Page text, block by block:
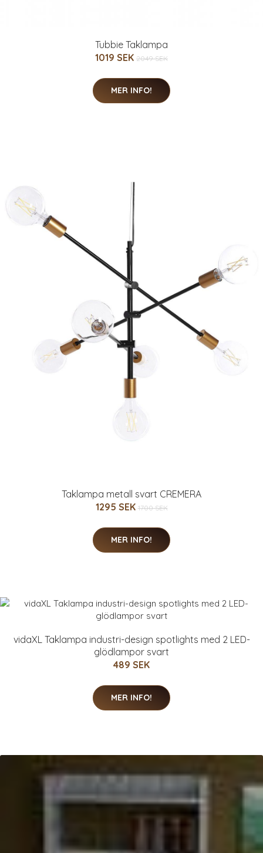
Tubbie Taklampa
1019 SEK 2049 SEK
MER INFO!
Taklampa metall svart CREMERA
1295 SEK 1700 SEK
MER INFO!
vidaXL Taklampa industri-design spotlights med 2 LED-
glödlampor svart
489 SEK
MER INFO!